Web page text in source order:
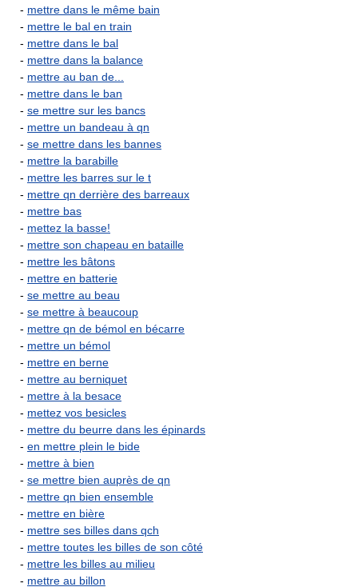
- mettre dans le même bain
- mettre le bal en train
- mettre dans le bal
- mettre dans la balance
- mettre au ban de...
- mettre dans le ban
- se mettre sur les bancs
- mettre un bandeau à qn
- se mettre dans les bannes
- mettre la barabille
- mettre les barres sur le t
- mettre qn derrière des barreaux
- mettre bas
- mettez la basse!
- mettre son chapeau en bataille
- mettre les bâtons
- mettre en batterie
- se mettre au beau
- se mettre à beaucoup
- mettre qn de bémol en bécarre
- mettre un bémol
- mettre en berne
- mettre au berniquet
- mettre à la besace
- mettez vos besicles
- mettre du beurre dans les épinards
- en mettre plein le bide
- mettre à bien
- se mettre bien auprès de qn
- mettre qn bien ensemble
- mettre en bière
- mettre ses billes dans qch
- mettre toutes les billes de son côté
- mettre les billes au milieu
- mettre au billon